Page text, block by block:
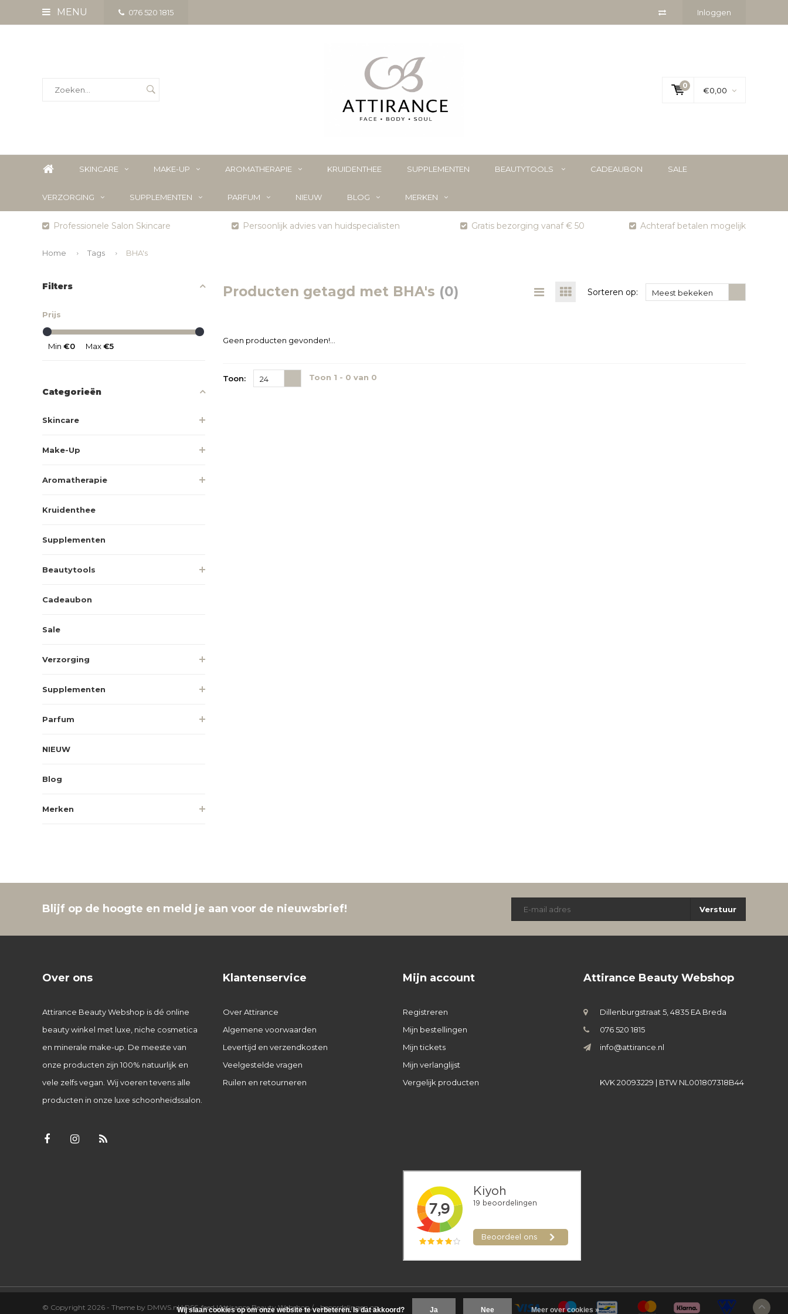
MENU 076 520 1815 Inloggen
0
€0,00
SKINCARE MAKE-UP AROMATHERAPIE KRUIDENTHEE SUPPLEMENTEN BEAUTYTOOLS CADEAUBON SALE
VERZORGING SUPPLEMENTEN PARFUM NIEUW BLOG MERKEN
Professionele Salon Skincare Persoonlijk advies van huidspecialisten Gratis bezorging vanaf € 50 Achteraf betalen mogelijk
Home Tags BHA's
Filters
Prijs
Min €0 Max€5
Categorieën
Skincare
Make-Up
Aromatherapie
Kruidenthee
Supplementen
Beautytools
Cadeaubon
Sale
Verzorging
Supplementen
Parfum
NIEUW
Blog
Merken
Producten getagd met BHA's (0) Sorteren op: Meest bekeken
Geen producten gevonden!...
Toon: 24 Toon 1 - 0 van 0
Blijf op de hoogte en meld je aan voor de nieuwsbrief! Verstuur
Over ons
Attirance Beauty Webshop is dé online
beauty winkel met luxe, niche cosmetica
en minerale make-up. De meeste van
onze producten zijn 100% natuurlijk en
vele zelfs vegan. Wij voeren tevens alle
producten in onze luxe schoonheidssalon.
Klantenservice
Over Attirance
Algemene voorwaarden
Levertijd en verzendkosten
Veelgestelde vragen
Ruilen en retourneren
Mijn account
Registreren
Mijn bestellingen
Mijn tickets
Mijn verlanglijst
Vergelijk producten
Attirance Beauty Webshop
Dillenburgstraat 5, 4835 EA Breda
076 520 1815
info@attirance.nl
KVK 20093229 | BTW NL001807318B44
© Copyright 2026 - Theme by DMWS.nl|RSS-feed|Attirance Beauty Webshop /-beoordelingen op
Wij slaan cookies op om onze website te verbeteren. Is dat akkoord? Ja Nee Meer over cookies »